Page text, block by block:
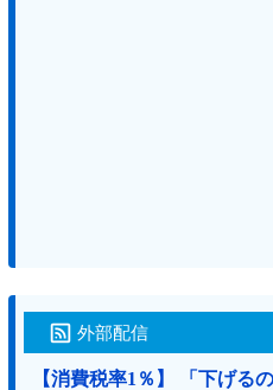
外部配信
【消費税率1％】 「下げ